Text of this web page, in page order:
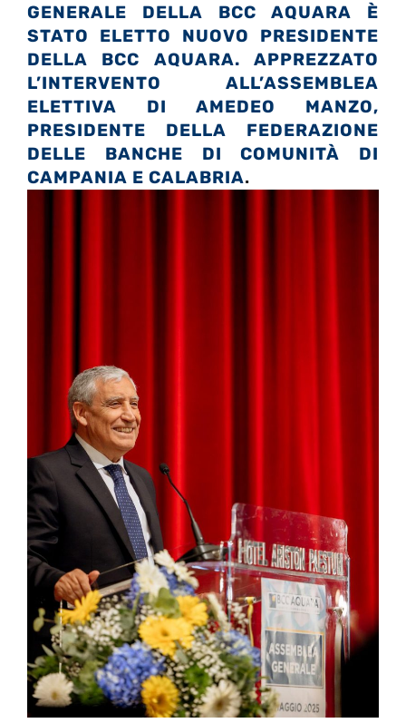
GENERALE DELLA BCC AQUARA È
STATO ELETTO NUOVO PRESIDENTE
DELLA BCC AQUARA. APPREZZATO
L’INTERVENTO ALL’ASSEMBLEA
ELETTIVA DI AMEDEO MANZO,
PRESIDENTE DELLA FEDERAZIONE
DELLE BANCHE DI COMUNITÀ DI
CAMPANIA E CALABRIA.